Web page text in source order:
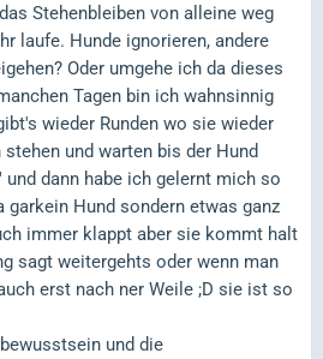
Stehenbleiben von alleine weg
laufe. Hunde ignorieren, andere
Oder umgehe ich da dieses
Tagen bin ich wahnsinnig
wieder Runden wo sie wieder
und warten bis der Hund
dann habe ich gelernt mich so
garkein Hund sondern etwas ganz
immer klappt aber sie kommt halt
sagt weitergehts oder wenn man
erst nach ner Weile ;D sie ist so
und die